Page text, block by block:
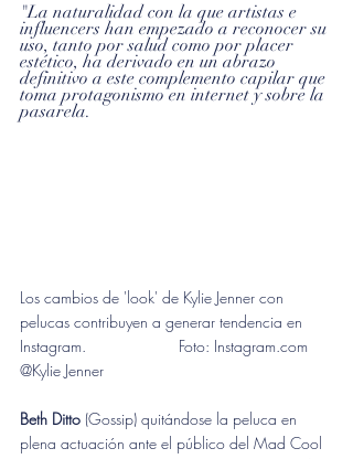
"La naturalidad con la que artistas e
influencers han empezado a reconocer su
uso, tanto por salud como por placer
estético, ha derivado en un abrazo
definitivo a este complemento capilar que
toma protagonismo en internet y sobre la
pasarela.
Los cambios de 'look' de Kylie Jenner con
pelucas contribuyen a generar tendencia en
Instagram.                     Foto: Instagram.com
@Kylie Jenner
Beth Ditto (Gossip) quitándose la peluca en
plena actuación ante el público del Mad Cool